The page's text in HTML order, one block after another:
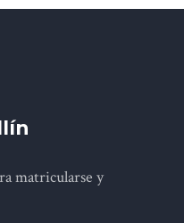
matricularse y